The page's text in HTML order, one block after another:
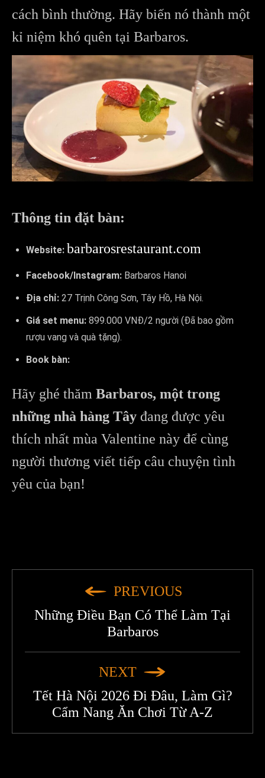
cách bình thường. Hãy biến nó thành một
kỉ niệm khó quên tại Barbaros.
Thông tin đặt bàn:
Website: barbarosrestaurant.com
Facebook/Instagram: Barbaros Hanoi
Địa chỉ: 27 Trịnh Công Sơn, Tây Hồ, Hà Nội.
Giá set menu: 899.000 VNĐ/2 người (Đã bao gồm
rượu vang và quà tặng).
Book bàn:
Hãy ghé thăm Barbaros, một trong
những nhà hàng Tây đang được yêu
thích nhất mùa Valentine này để cùng
người thương viết tiếp câu chuyện tình
yêu của bạn!
PREVIOUS
Những Điều Bạn Có Thể Làm Tại
Barbaros
NEXT
Tết Hà Nội 2026 Đi Đâu, Làm Gì?
Cẩm Nang Ăn Chơi Từ A-Z